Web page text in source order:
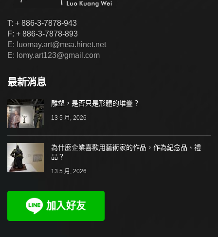
T: + 886-3-7878-943
F: + 886-3-7878-893
E: luomay.art@msa.hinet.net
E: lomy.art123@gmail.com
最新消息
雕塑，是否只是形體的堆疊？
13 5 月, 2026
為什麼企業喜歡用藝術家的作品，作為紀念品、禮
品？
13 5 月, 2026